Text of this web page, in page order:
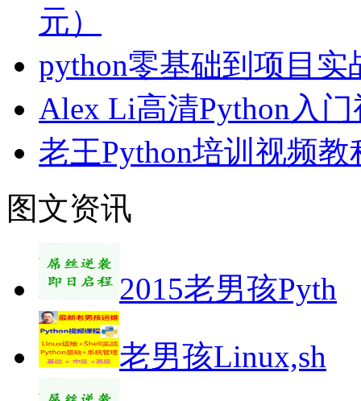
元）
python零基础到项目实
Alex Li高清Python入
老王Python培训视频
图文资讯
2015老男孩Pyth
老男孩Linux,sh